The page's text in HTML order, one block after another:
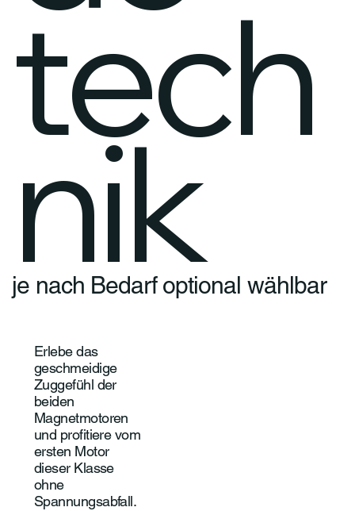
tech
nik
je nach Bedarf optional wählbar
Erlebe das
geschmeidige
Zuggefühl der
beiden
Magnetmotoren
und profitiere vom
ersten Motor
dieser Klasse
ohne
Spannungsabfall.